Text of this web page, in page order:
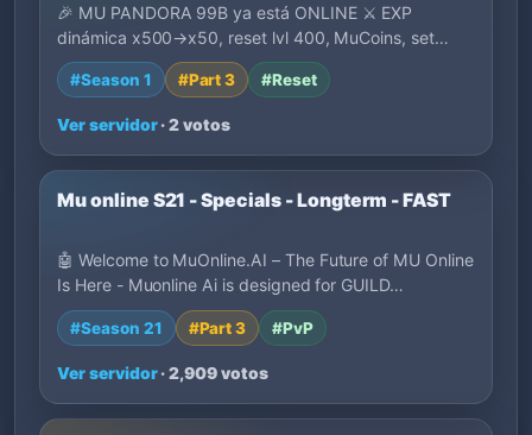
🎉 MU PANDORA 99B ya está ONLINE ⚔️ EXP
dinámica x500→x50, reset lvl 400, MuCoins, set
gratis, 3…
#Season 1 #Part 3 #Reset
Ver servidor· 2 votos
Mu online S21 - Specials - Longterm - FAST
🤖 Welcome to MuOnline.AI – The Future of MU Online
Is Here - Muonline Ai is designed for GUILD…
#Season 21 #Part 3 #PvP
Ver servidor· 2,909 votos